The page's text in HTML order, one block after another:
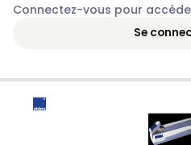
Connectez-vous pour
Se